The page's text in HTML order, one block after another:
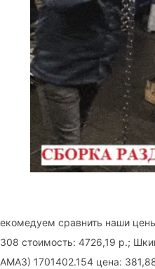
сравнить наши
стоимость: 4726,19 р.;
1701402.154 цена: